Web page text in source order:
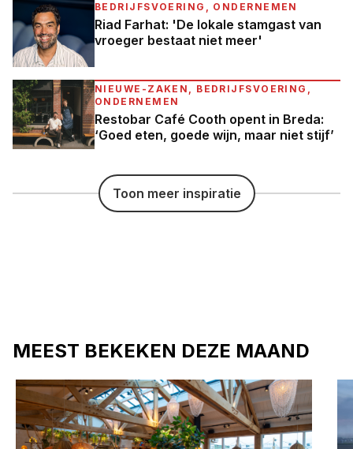
BEDRIJFSVOERING, ONDERNEMEN
Riad Farhat: 'De lokale stamgast van
vroeger bestaat niet meer'
NIEUWE-ZAKEN, BEDRIJFSVOERING,
ONDERNEMEN
Restobar Café Cooth opent in Breda:
‘Goed eten, goede wijn, maar niet stijf’
Toon meer inspiratie
MEEST BEKEKEN DEZE MAAND